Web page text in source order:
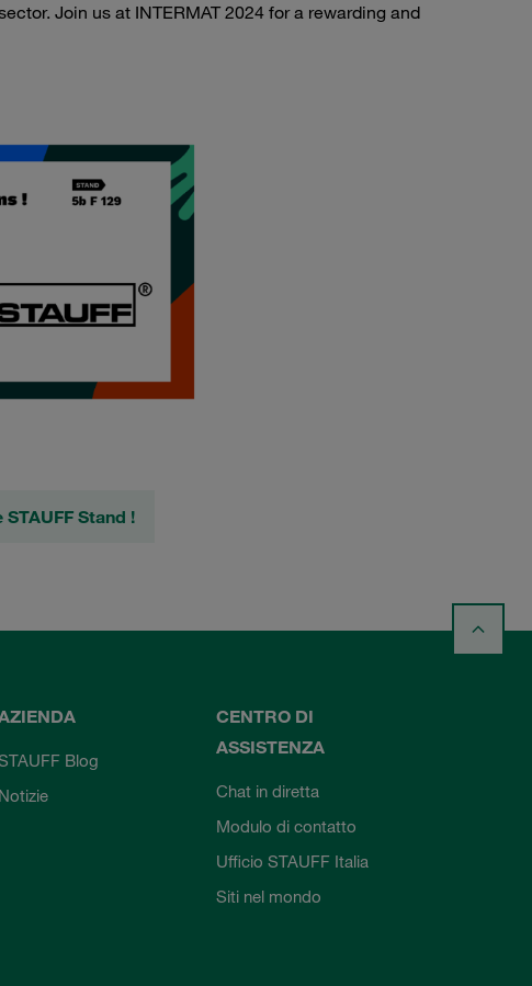
Join us at INTERMAT 2024 for a rewarding and
Stand !
Blog
Notizie
CENTRO DI
ASSISTENZA
Chat in diretta
Modulo di contatto
Ufficio STAUFF Italia
Siti nel mondo